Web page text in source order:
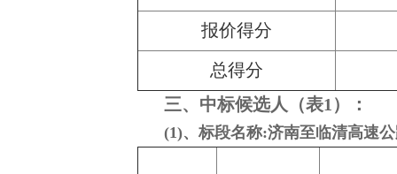
报价得分
总得分
三、中标候选人（表1）：
(1)、标段名称:济南至临清高速